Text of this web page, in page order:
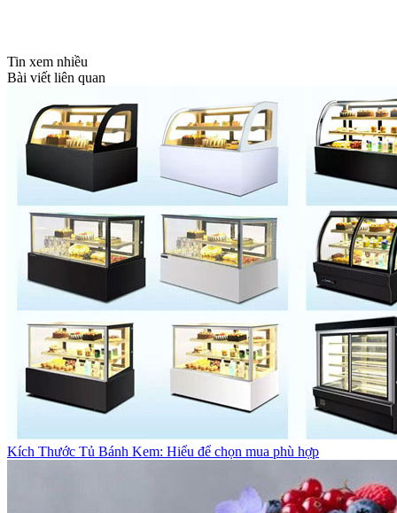
Tin xem nhiều
Bài viết liên quan
Kích Thước Tủ Bánh Kem: Hiểu để chọn mua phù hợp